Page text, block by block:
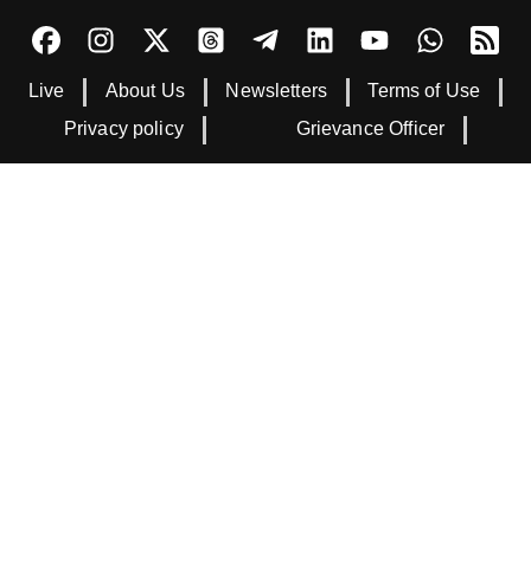
Live About Us Newsletters
Terms of Use
Privacy policy
Grievance Officer